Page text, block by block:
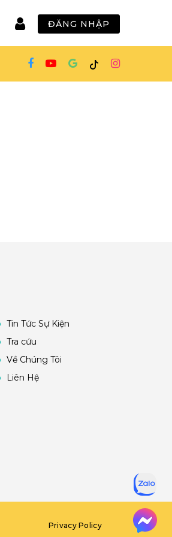
ĐĂNG NHẬP
Tin Tức Sự Kiện
Tra cứu
Về Chúng Tôi
Liên Hệ
Privacy Policy